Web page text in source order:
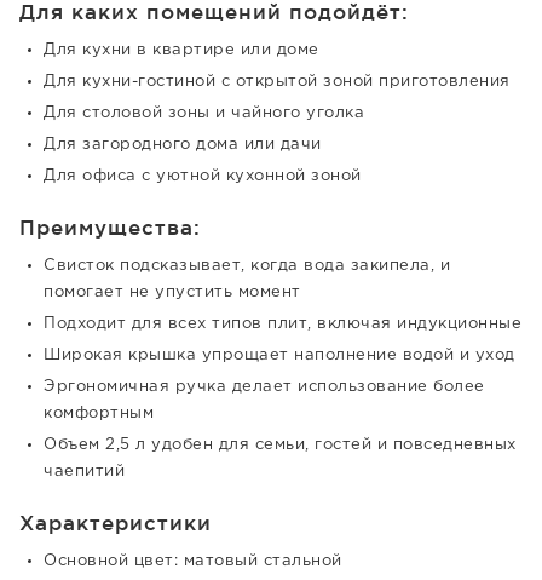
Для каких помещений подойдёт:
Для кухни в квартире или доме
Для кухни-гостиной с открытой зоной приготовления
Для столовой зоны и чайного уголка
Для загородного дома или дачи
Для офиса с уютной кухонной зоной
Преимущества:
Свисток подсказывает, когда вода закипела, и
помогает не упустить момент
Подходит для всех типов плит, включая индукционные
Широкая крышка упрощает наполнение водой и уход
Эргономичная ручка делает использование более
комфортным
Объем 2,5 л удобен для семьи, гостей и повседневных
чаепитий
Характеристики
Основной цвет: матовый стальной